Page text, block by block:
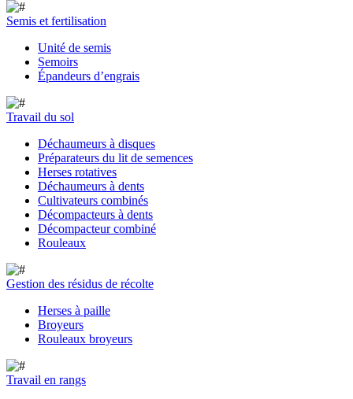
Semis et fertilisation
Unité de semis
Semoirs
Épandeurs d’engrais
Travail du sol
Déchaumeurs à disques
Préparateurs du lit de semences
Herses rotatives
Déchaumeurs à dents
Cultivateurs combinés
Décompacteurs à dents
Décompacteur combiné
Rouleaux
Gestion des résidus de récolte
Herses à paille
Broyeurs
Rouleaux broyeurs
Travail en rangs